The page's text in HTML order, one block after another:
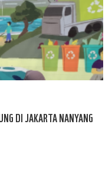
DI JAKARTA NANYANG